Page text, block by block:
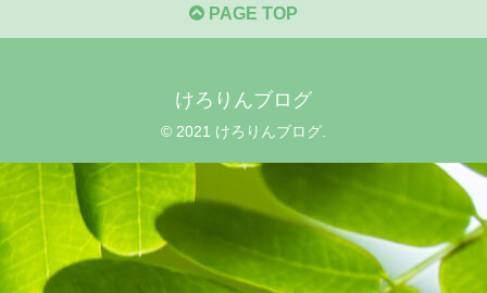
PAGE TOP
けろりんブログ
© 2021 けろりんブログ.